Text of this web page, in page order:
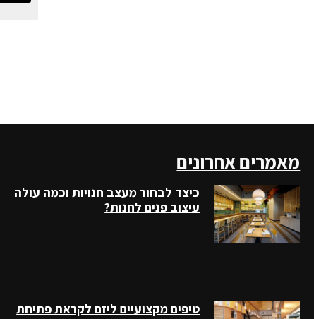
מאמרים אחרונים
כיצד לבחור מעצב חנויות וכמה עולה
עיצוב פנים לחנות?
טיפים מקצועיים ליזם לקראת פתיחת